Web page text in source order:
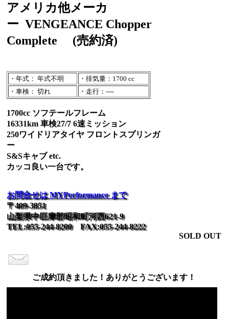
アメリカ他メーカ
ー VENGEANCE Chopper
Complete
(売約済)
・年式： 年式不明
・排気量：1700 cc
・車検： 切れ
・走行：----
1700cc ソフテールフレーム
16331km 車検27/7 6速ミッション
250ワイドリアタイヤ フロントスプリンガ
ー
S&Sキャブ etc.
カッコ良い一台です。
お問合せは MYPerformance まで
〒409-3851
山梨県中巨摩郡昭和町河西621-9
TEL:055-244-8200 FAX:055-244-8222
SOLD OUT
ご成約頂きました！ありがとうございます！